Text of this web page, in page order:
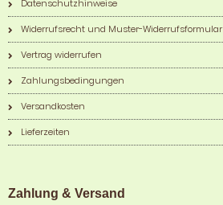
Datenschutzhinweise
Widerrufsrecht und Muster-Widerrufsformular
Vertrag widerrufen
Zahlungsbedingungen
Versandkosten
Lieferzeiten
Zahlung & Versand